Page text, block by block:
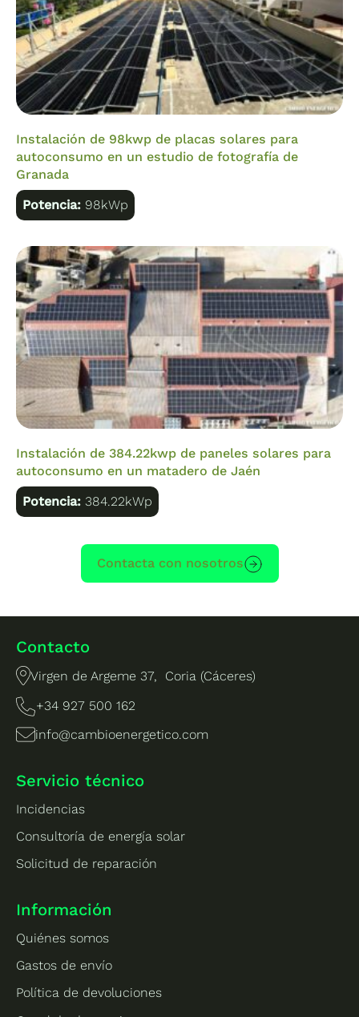
Instalación de 98kwp de placas solares para
autoconsumo en un estudio de fotografía de
Granada
Potencia: 98kWp
Instalación de 384.22kwp de paneles solares para
autoconsumo en un matadero de Jaén
Potencia:384.22kWp
Contacta con nosotros
Contacto
Virgen de Argeme 37, Coria (Cáceres)
+34 927 500 162
info@cambioenergetico.com
Servicio técnico
Incidencias
Consultoría de energía solar
Solicitud de reparación
Información
Quiénes somos
Gastos de envío
Política de devoluciones